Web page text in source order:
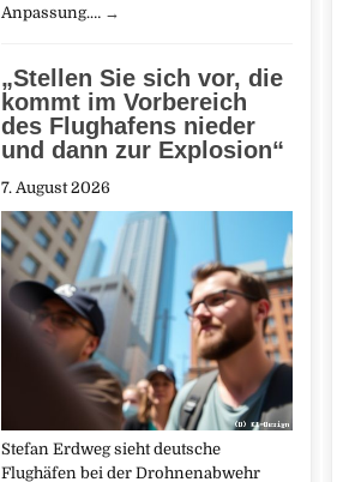
Anpassung.… →
„Stellen Sie sich vor, die
kommt im Vorbereich
des Flughafens nieder
und dann zur Explosion“
7. August 2026
Stefan Erdweg sieht deutsche
Flughäfen bei der Drohnenabwehr